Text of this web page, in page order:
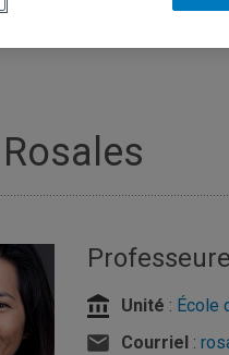
Professeure
Unité : École
Courriel :